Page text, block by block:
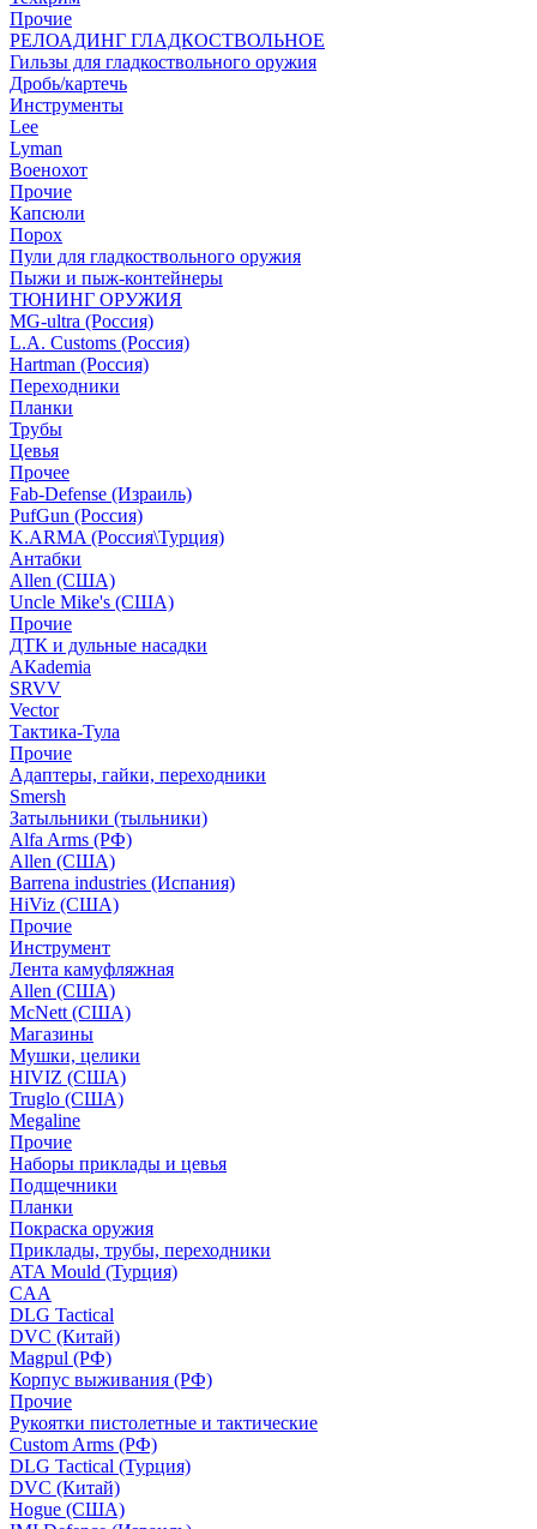
Прочие
РЕЛОАДИНГ ГЛАДКОСТВОЛЬНОЕ
Гильзы для гладкоствольного оружия
Дробь/картечь
Инструменты
Lee
Lyman
Военохот
Прочие
Капсюли
Порох
Пули для гладкоствольного оружия
Пыжи и пыж-контейнеры
ТЮНИНГ ОРУЖИЯ
MG-ultra (Россия)
L.A. Customs (Россия)
Hartman (Россия)
Переходники
Планки
Трубы
Цевья
Прочее
Fab-Defense (Израиль)
PufGun (Россия)
K.ARMA (Россия\Турция)
Антабки
Allen (США)
Uncle Mike's (США)
Прочие
ДТК и дульные насадки
АКademia
SRVV
Vector
Тактика-Тула
Прочие
Адаптеры, гайки, переходники
Smersh
Затыльники (тыльники)
Alfa Arms (РФ)
Allen (США)
Barrena industries (Испания)
HiViz (США)
Прочие
Инструмент
Лента камуфляжная
Allen (США)
McNett (США)
Магазины
Мушки, целики
HIVIZ (США)
Truglo (США)
Megaline
Прочие
Наборы приклады и цевья
Подщечники
Планки
Покраска оружия
Приклады, трубы, переходники
ATA Mould (Турция)
CAA
DLG Tactical
DVC (Китай)
Magpul (РФ)
Корпус выживания (РФ)
Прочие
Рукоятки пистолетные и тактические
Custom Arms (РФ)
DLG Tactical (Турция)
DVC (Китай)
Hogue (США)